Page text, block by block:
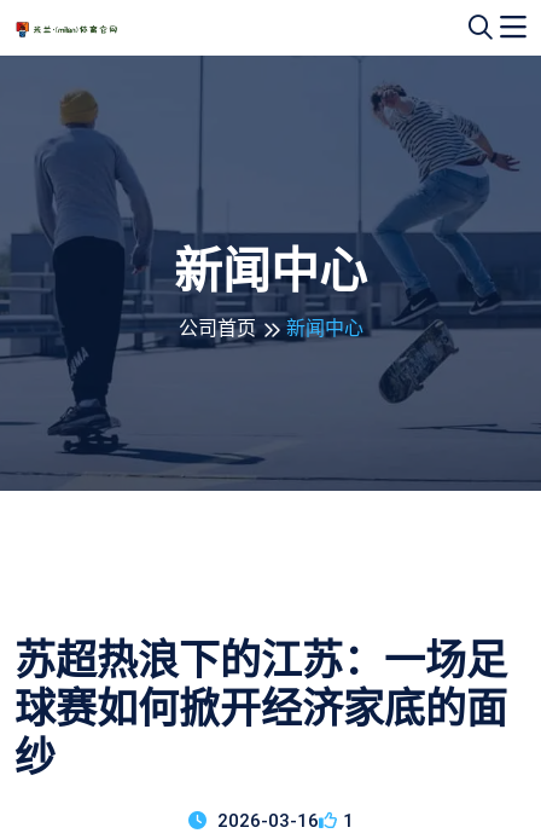
新闻中心
公司首页 新闻中心
苏超热浪下的江苏：一场足
球赛如何掀开经济家底的面
纱
2026-03-16
1